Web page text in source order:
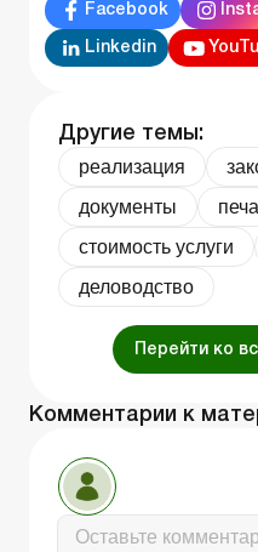
Facebook
Linkedin
Другие темы:
реализация
документы
стоимость услуги
деловодство
Перейти ко
Комментарии к